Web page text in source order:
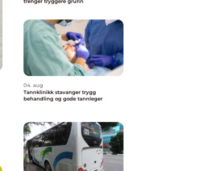
04. aug
Tannklinikk stavanger trygg
behandling og gode tannleger